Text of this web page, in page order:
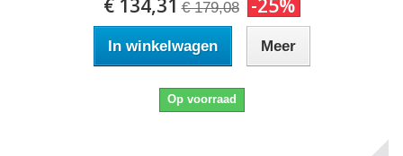
€ 134,31 € 179,08 -25%
In winkelwagen Meer
Op voorraad